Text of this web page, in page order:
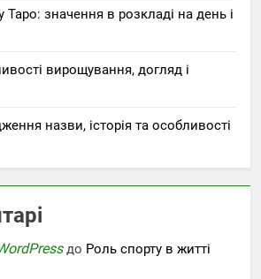
Таро: значення в розкладі на день і
вирощування, догляд і
назви, історія та особливості
до Роль спорту в житті